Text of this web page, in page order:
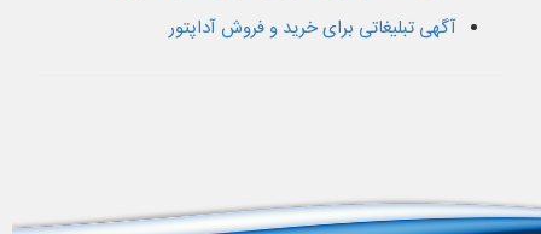
آگهی تبلیغاتی برای خرید و فروش آداپتور